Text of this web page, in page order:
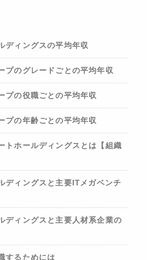
ディングスの平均年収
プのグレードごとの平均年収
プの役職ごとの平均年収
プの年齢ごとの平均年収
トホールディングスとは【組織
ディングスと主要ITメガベンチ
ディングスと主要人材系企業の
するためには